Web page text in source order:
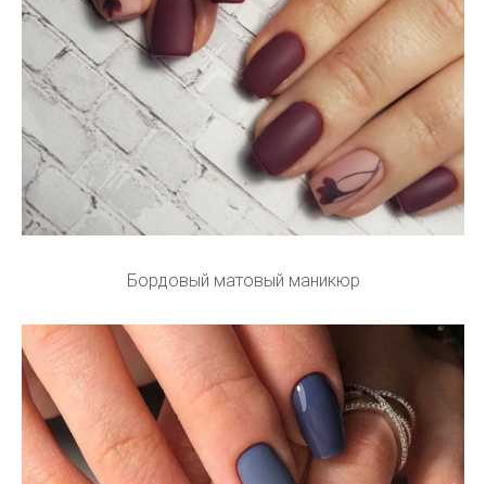
Бордовый матовый маникюр